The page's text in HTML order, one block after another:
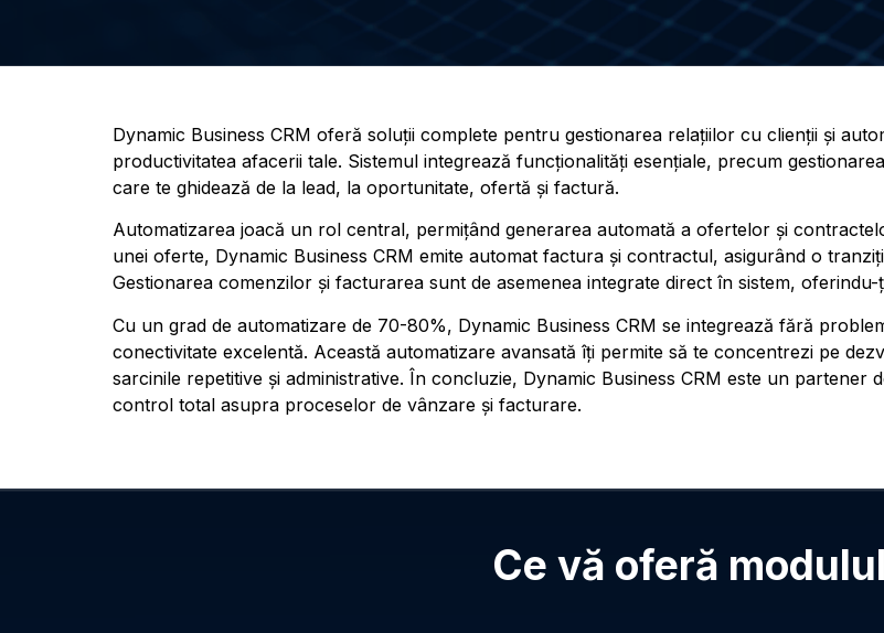
Dynamic Business CRM oferă soluții complete pentru gestionarea relațiilor cu clienții și
productivitatea afacerii tale. Sistemul integrează funcționalități esențiale, precum
care te ghidează de la lead, la oportunitate, ofertă și factură.
Automatizarea joacă un rol central, permițând generarea automată a ofertelor și
unei oferte, Dynamic Business CRM emite automat factura și contractul, asigurând o
Gestionarea comenzilor și facturarea sunt de asemenea integrate direct în sistem,
Cu un grad de automatizare de 70-80%, Dynamic Business CRM se integrează fără
conectivitate excelentă. Această automatizare avansată îți permite să te concentrezi pe
sarcinile repetitive și administrative. În concluzie, Dynamic Business CRM este un
control total asupra proceselor de vânzare și facturare.
Ce vă oferă